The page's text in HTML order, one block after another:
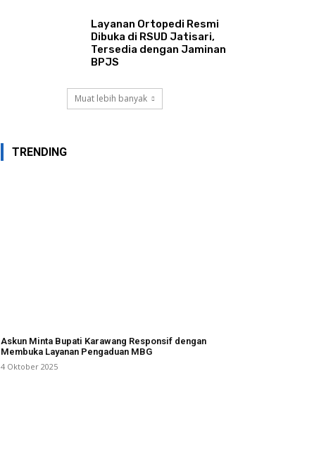
Layanan Ortopedi Resmi
Dibuka di RSUD Jatisari,
Tersedia dengan Jaminan
BPJS
Muat lebih banyak
TRENDING
Askun Minta Bupati Karawang Responsif dengan
Membuka Layanan Pengaduan MBG
4 Oktober 2025